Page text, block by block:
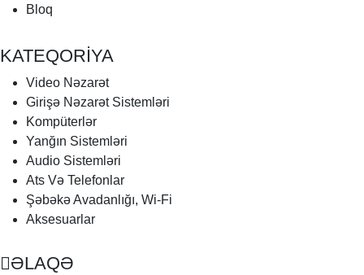
Bloq
KATEQORİYA
Video Nəzarət
Girişə Nəzarət Sistemləri
Kompüterlər
Yanğın Sistemləri
Audio Sistemləri
Ats Və Telefonlar
Şəbəkə Avadanlığı, Wi-Fi
Aksesuarlar
ƏLAQƏ